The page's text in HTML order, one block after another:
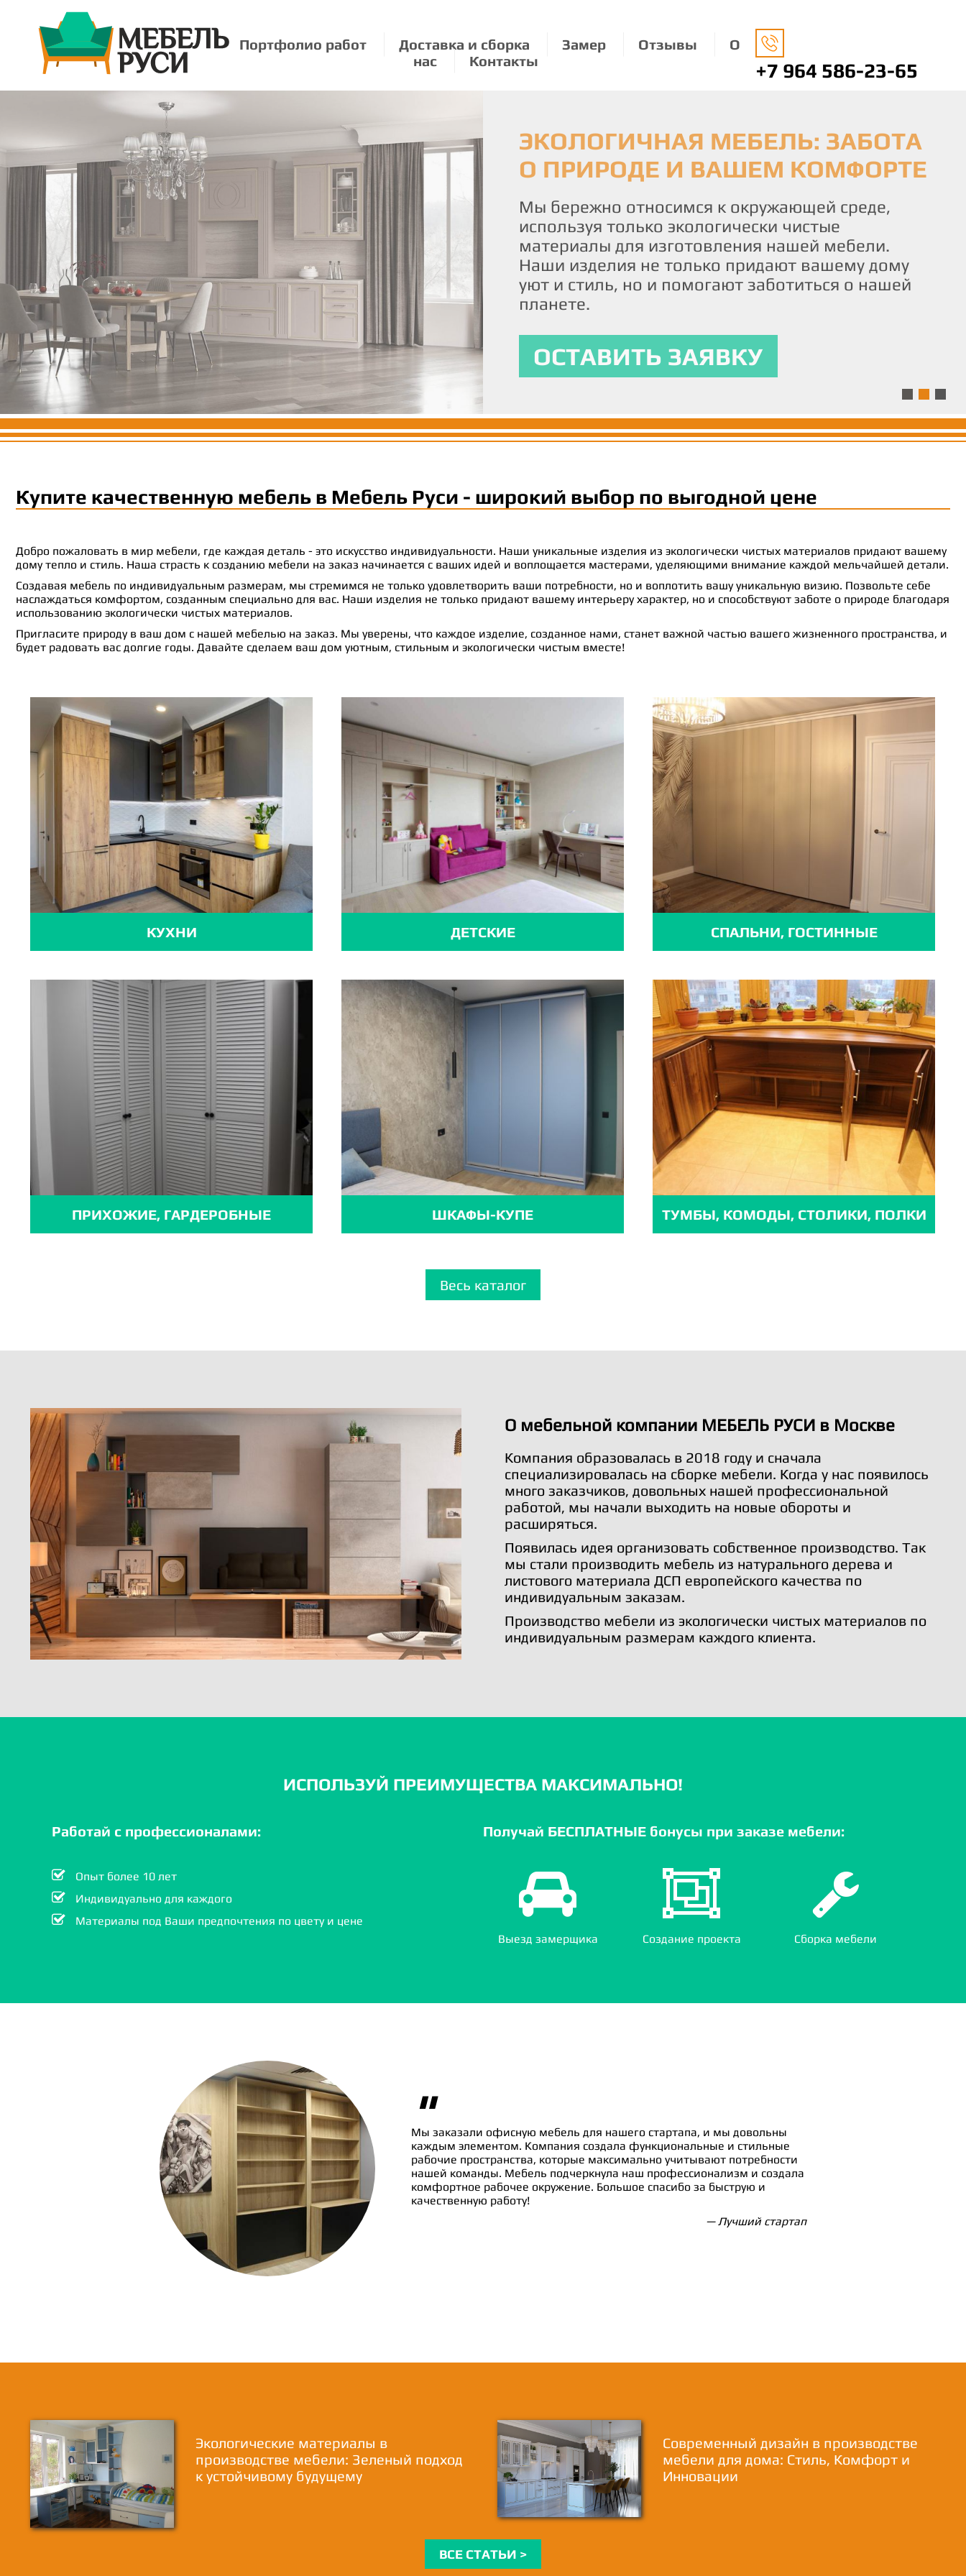
Портфолио работ Доставка и сборка Замер Отзывы
О
нас
Контакты +7 964 586-23-65
МЕБЕЛЬ НА ЗАКАЗ:
ИНДИВИДУАЛЬНОСТЬ В
КАЖДОЙ ДЕТАЛИ
Создайте свой уникальный интерьер с помощью
мебели, изготовленной специально для вас. Мы
предлагаем мебель по индивидуальным
размерам из экологичных материалов, чтобы
ваш дом стал настоящим отражением вашей
личности и стиля.
ОСТАВИТЬ ЗАЯВКУ
ЭКОЛОГИЧНАЯ МЕБЕЛЬ: ЗАБОТА
О ПРИРОДЕ И ВАШЕМ КОМФОРТЕ
Мы бережно относимся к окружающей среде,
используя только экологически чистые
материалы для изготовления нашей мебели.
Наши изделия не только придают вашему дому
уют и стиль, но и помогают заботиться о нашей
планете.
ОСТАВИТЬ ЗАЯВКУ
МЕБЕЛЬ ПО ВАШЕМУ ВКУСУ И
РАЗМЕРУ: КОМФОРТ И
УДОВОЛЬСТВИЕ
С нами вы получаете не просто мебель, а
истинное удовольствие от процесса создания.
Наша команда искусных мастеров готова
воплотить ваши идеи и желания в реальность,
чтобы каждая деталь мебели соответствовала
вашим ожиданиям и предоставляла
максимальный комфорт.
Купите качественную мебель в Мебель Руси - широкий выбор по выгодной цене
Добро пожаловать в мир мебели, где каждая деталь - это искусство индивидуальности. Наши уникальные изделия из экологически чистых материалов придают вашему
дому тепло и стиль. Наша страсть к созданию мебели на заказ начинается с ваших идей и воплощается мастерами, уделяющими внимание каждой мельчайшей детали.
Создавая мебель по индивидуальным размерам, мы стремимся не только удовлетворить ваши потребности, но и воплотить вашу уникальную визию. Позвольте себе
наслаждаться комфортом, созданным специально для вас. Наши изделия не только придают вашему интерьеру характер, но и способствуют заботе о природе благодаря
использованию экологически чистых материалов.
Пригласите природу в ваш дом с нашей мебелью на заказ. Мы уверены, что каждое изделие, созданное нами, станет важной частью вашего жизненного пространства, и
будет радовать вас долгие годы. Давайте сделаем ваш дом уютным, стильным и экологически чистым вместе!
КУХНИ ДЕТСКИЕ СПАЛЬНИ, ГОСТИННЫЕ
ПРИХОЖИЕ, ГАРДЕРОБНЫЕ ШКАФЫ-КУПЕ ТУМБЫ, КОМОДЫ, СТОЛИКИ, ПОЛКИ
Весь каталог
О мебельной компании МЕБЕЛЬ РУСИ в Москве
Компания образовалась в 2018 году и сначала
специализировалась на сборке мебели. Когда у нас появилось
много заказчиков, довольных нашей профессиональной
работой, мы начали выходить на новые обороты и
расширяться.
Появилась идея организовать собственное производство. Так
мы стали производить мебель из натурального дерева и
листового материала ДСП европейского качества по
индивидуальным заказам.
Производство мебели из экологически чистых материалов по
индивидуальным размерам каждого клиента.
ИСПОЛЬЗУЙ ПРЕИМУЩЕСТВА МАКСИМАЛЬНО!
Работай с профессионалами:
Опыт более 10 лет
Индивидуально для каждого
Материалы под Ваши предпочтения по цвету и цене
Получай БЕСПЛАТНЫЕ бонусы при заказе мебели:
Выезд замерщика Создание проекта Сборка мебели
"
Мы заказали офисную мебель для нашего стартапа, и мы довольны
каждым элементом. Компания создала функциональные и стильные
рабочие пространства, которые максимально учитывают потребности
нашей команды. Мебель подчеркнула наш профессионализм и создала
комфортное рабочее окружение. Большое спасибо за быструю и
качественную работу!
— Лучший стартап
Экологические материалы в
производстве мебели: Зеленый подход
к устойчивому будущему
Современный дизайн в производстве
мебели для дома: Стиль, Комфорт и
Инновации
ВСЕ СТАТЬИ >